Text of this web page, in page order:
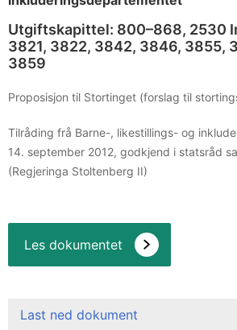
Utgiftskapittel: 800–868, 2530
3821, 3822, 3842, 3846, 3855,
3859
Proposisjon til Stortinget (forslag til
Tilråding frå Barne-, likestillings- og
14. september 2012, godkjend i statsråd
(Regjeringa Stoltenberg II)
Les dokumentet
Last ned dokument